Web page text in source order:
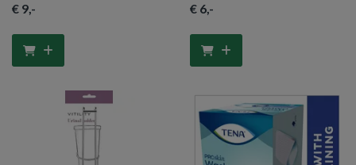
€ 9,- € 6,-